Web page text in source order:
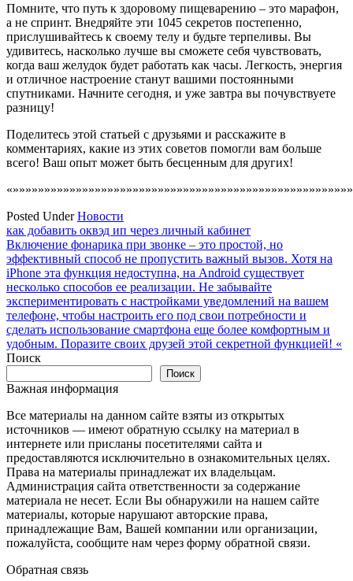
Помните, что путь к здоровому пищеварению – это марафон,
а не спринт. Внедряйте эти 1045 секретов постепенно,
прислушивайтесь к своему телу и будьте терпеливы. Вы
удивитесь, насколько лучше вы сможете себя чувствовать,
когда ваш желудок будет работать как часы. Легкость, энергия
и отличное настроение станут вашими постоянными
спутниками. Начните сегодня, и уже завтра вы почувствуете
разницу!
Поделитесь этой статьей с друзьями и расскажите в
комментариях, какие из этих советов помогли вам больше
всего! Ваш опыт может быть бесценным для других!
Posted UnderНовости
Навигация
по
записям
как добавить оквэд ип через личный кабинет
Включение фонарика при звонке – это простой, но
эффективный способ не пропустить важный вызов. Хотя на
iPhone эта функция недоступна, на Android существует
несколько способов ее реализации. Не забывайте
экспериментировать с настройками уведомлений на вашем
телефоне, чтобы настроить его под свои потребности и
сделать использование смартфона еще более комфортным и
удобным. Поразите своих друзей этой секретной функцией! «
Поиск
Поиск
Важная информация
Все материалы на данном сайте взяты из открытых
источников — имеют обратную ссылку на материал в
интернете или присланы посетителями сайта и
предоставляются исключительно в ознакомительных целях.
Права на материалы принадлежат их владельцам.
Администрация сайта ответственности за содержание
материала не несет. Если Вы обнаружили на нашем сайте
материалы, которые нарушают авторские права,
принадлежащие Вам, Вашей компании или организации,
пожалуйста, сообщите нам через форму обратной связи.
Обратная связь